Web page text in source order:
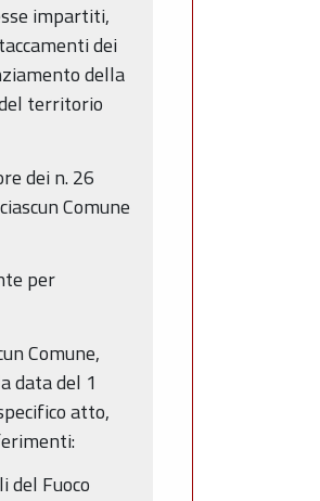
impartiti,
dei
della
territorio
dei n. 26
Comune
per
Comune,
data del 1
atto,
del Fuoco